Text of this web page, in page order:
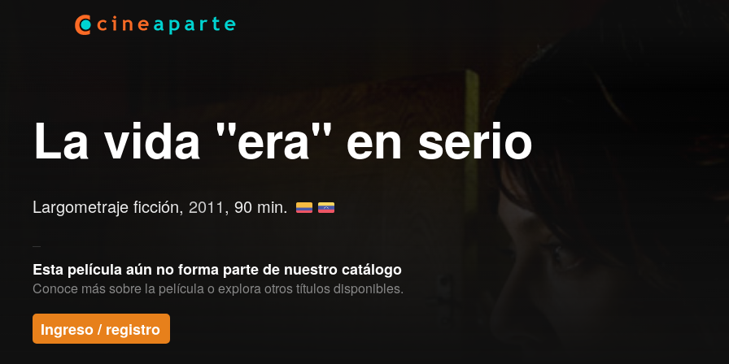
La vida "era" en serio
Largometraje ficción, 2011, 90 min.
Esta película aún no forma parte de nuestro catálogo
Conoce más sobre la película o explora otros títulos disponibles.
Ingreso / registro